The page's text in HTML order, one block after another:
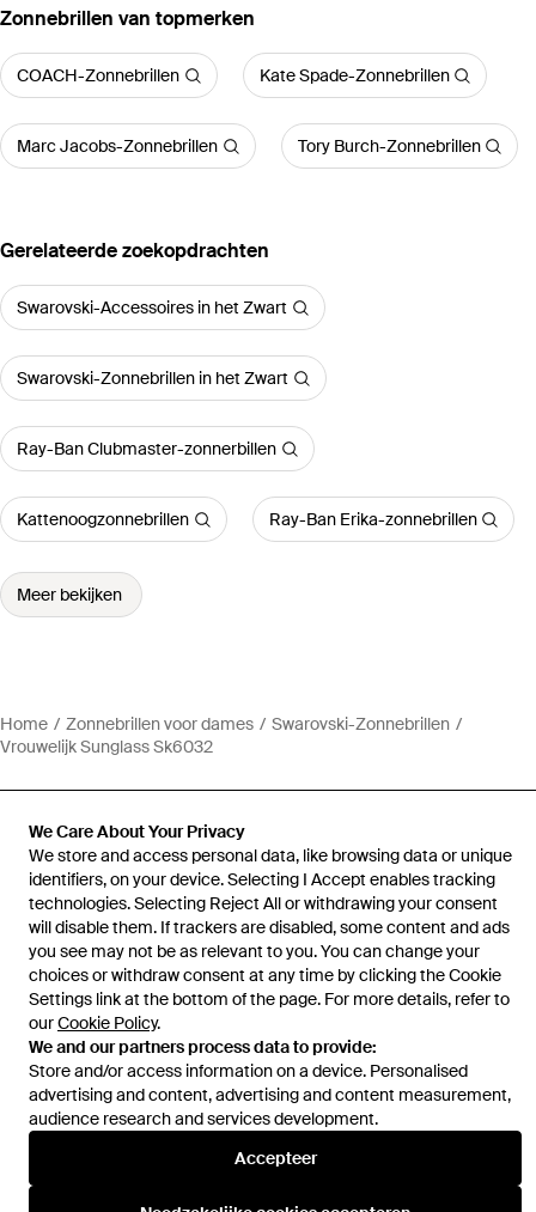
We Care About Your Privacy
We store and access personal data, like browsing data or unique
identifiers, on your device. Selecting I Accept enables tracking
technologies. Selecting Reject All or withdrawing your consent
will disable them. If trackers are disabled, some content and ads
you see may not be as relevant to you. You can change your
choices or withdraw consent at any time by clicking the Cookie
Settings link at the bottom of the page. For more details, refer to
ourCookie Policy.
We and our partners process data to provide:
Store and/or access information on a device. Personalised
advertising and content, advertising and content measurement,
audience research and services development.
Accepteer
‪Zonnebrillen‬ van topmerken
COACH-Zonnebrillen Kate Spade-Zonnebrillen
Marc Jacobs-Zonnebrillen Tory Burch-Zonnebrillen
Gerelateerde zoekopdrachten
Swarovski-Accessoires in het Zwart
Swarovski-Zonnebrillen in het Zwart
Ray-Ban Clubmaster-zonnerbillen
Kattenoogzonnebrillen Ray-Ban Erika-zonnebrillen
Meer bekijken
Home Zonnebrillen voor dames
Swarovski-Zonnebrillen
Vrouwelijk Sunglass Sk6032
Hulp en informatie